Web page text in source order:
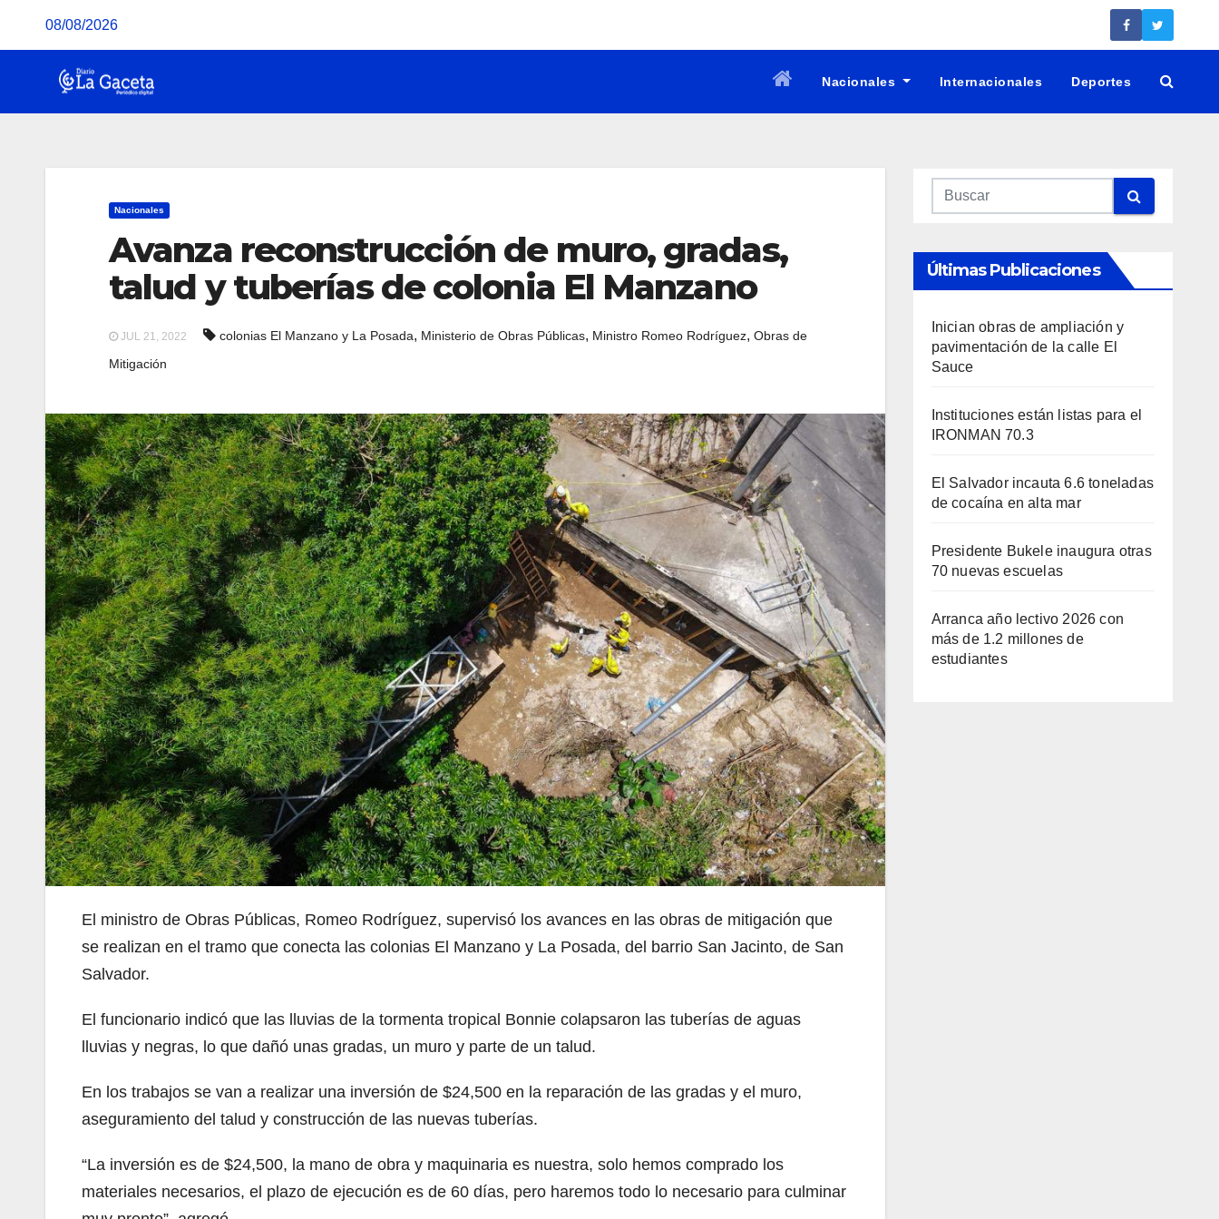
08/08/2026
Nacionales Internacionales Deportes
Nacionales
Avanza reconstrucción de muro, gradas,
talud y tuberías de colonia El Manzano
JUL 21, 2022 colonias El Manzano y La Posada, Ministerio de Obras Públicas, Ministro Romeo Rodríguez, Obras de
Mitigación
El ministro de Obras Públicas, Romeo Rodríguez, supervisó los avances en las obras de mitigación que
se realizan en el tramo que conecta las colonias El Manzano y La Posada, del barrio San Jacinto, de San
Salvador.
El funcionario indicó que las lluvias de la tormenta tropical Bonnie colapsaron las tuberías de aguas
lluvias y negras, lo que dañó unas gradas, un muro y parte de un talud.
En los trabajos se van a realizar una inversión de $24,500 en la reparación de las gradas y el muro,
aseguramiento del talud y construcción de las nuevas tuberías.
“La inversión es de $24,500, la mano de obra y maquinaria es nuestra, solo hemos comprado los
materiales necesarios, el plazo de ejecución es de 60 días, pero haremos todo lo necesario para culminar
Últimas Publicaciones
Inician obras de ampliación y
pavimentación de la calle El
Sauce
Instituciones están listas para el
IRONMAN 70.3
El Salvador incauta 6.6 toneladas
de cocaína en alta mar
Presidente Bukele inaugura otras
70 nuevas escuelas
Arranca año lectivo 2026 con
más de 1.2 millones de
estudiantes